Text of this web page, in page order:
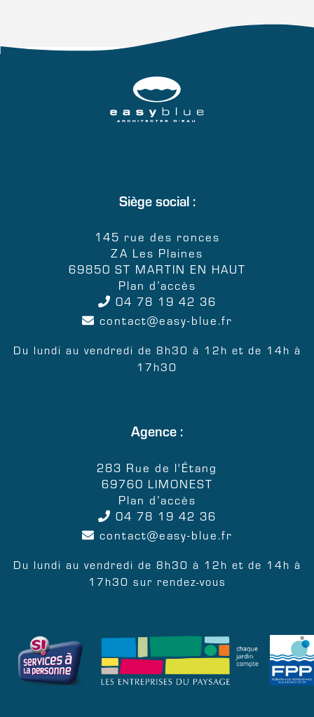
Siège social :
145 rue des ronces
ZA Les Plaines
69850 ST MARTIN EN HAUT
Plan d’accès
04 78 19 42 36
contact
easy-blue.fr
Du lundi au vendredi de 8h30 à 12h et de 14h à
17h30
Agence :
283 Rue de l'Étang
69760 LIMONEST
Plan d’accès
04 78 19 42 36
contact
easy-blue.fr
Du lundi au vendredi de 8h30 à 12h et de 14h à
17h30 sur rendez-vous